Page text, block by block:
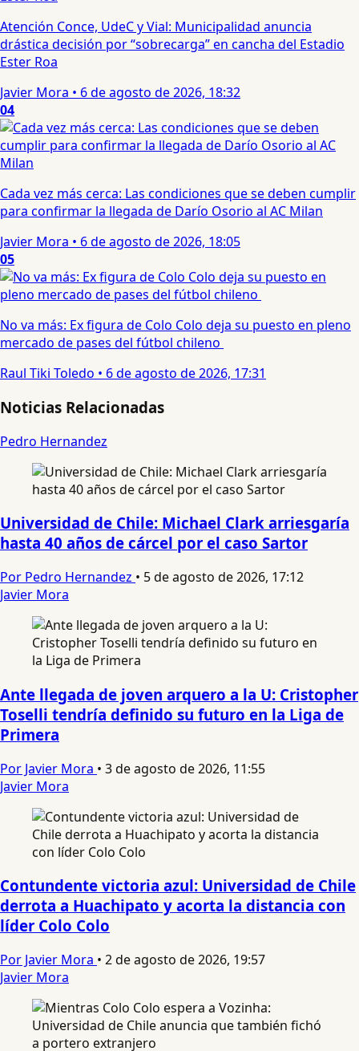
Atención Conce, UdeC y Vial: Municipalidad anuncia
drástica decisión por “sobrecarga” en cancha del Estadio
Ester Roa
Javier Mora • 6 de agosto de 2026, 18:32
04
Cada vez más cerca: Las condiciones que se deben cumplir
para confirmar la llegada de Darío Osorio al AC Milan
Javier Mora • 6 de agosto de 2026, 18:05
05
No va más: Ex figura de Colo Colo deja su puesto en pleno
mercado de pases del fútbol chileno
Raul Tiki Toledo • 6 de agosto de 2026, 17:31
Noticias Relacionadas
Pedro Hernandez
Universidad de Chile: Michael Clark arriesgaría
hasta 40 años de cárcel por el caso Sartor
Por Pedro Hernandez • 5 de agosto de 2026, 17:12
Javier Mora
Ante llegada de joven arquero a la U: Cristopher
Toselli tendría definido su futuro en la Liga de
Primera
Por Javier Mora • 3 de agosto de 2026, 11:55
Javier Mora
Contundente victoria azul: Universidad de Chile
derrota a Huachipato y acorta la distancia con
líder Colo Colo
Por Javier Mora • 2 de agosto de 2026, 19:57
Javier Mora